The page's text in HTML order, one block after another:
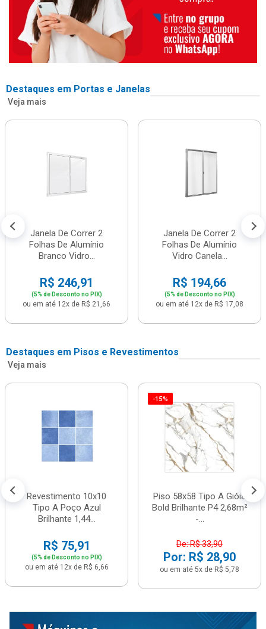
Destaques em Portas e Janelas
Veja mais
Janela De Correr 2
Folhas De Alumínio
Branco Vidro...
R$ 246,91
(5% de Desconto no PIX)
ou em até 12x de R$ 21,66
Janela De Correr 2
Folhas De Alumínio
Vidro Canela...
R$ 194,66
(5% de Desconto no PIX)
ou em até 12x de R$ 17,08
Destaques em Pisos e Revestimentos
Veja mais
Revestimento 10x10
Tipo A Poço Azul
Brilhante 1,44...
R$ 75,91
(5% de Desconto no PIX)
ou em até 12x de R$ 6,66
-15%
Piso 58x58 Tipo A Gióia
Bold Brilhante P4 2,68m²
-...
De: R$ 33,90
Por: R$ 28,90
ou em até 5x de R$ 5,78